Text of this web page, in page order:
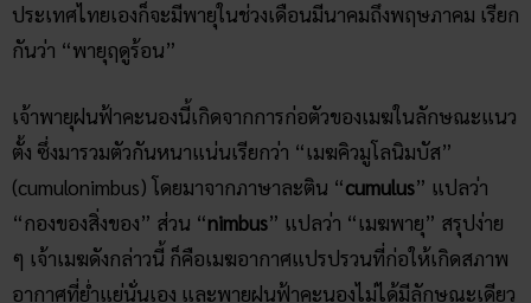
ประเทศไทยเองก็จะมีพายุในช่วงเดือนมีนาคมถึงพฤษภาคม เรียก
กันว่า “พายุฤดูร้อน”
เจ้าพายุฝนฟ้าคะนองนี้เกิดจากการก่อตัวของเมฆในลักษณะแนว
ตั้ง ซึ่งมารวมตัวกันหนาแน่นเรียกว่า “เมฆคิวมูโลนิมบัส”
(cumulonimbus) โดยมาจากภาษาละติน “cumulus” แปลว่า
“กองของสิ่งของ” ส่วน “nimbus” แปลว่า “เมฆพายุ” สรุปง่าย
ๆ เจ้าเมฆดังกล่าวนี้ ก็คือเมฆอากาศแปรปรวนที่ก่อให้เกิดสภาพ
อากาศที่ย่ำแย่นั่นเอง และพายุฝนฟ้าคะนองไม่ได้มีลักษณะเดียว